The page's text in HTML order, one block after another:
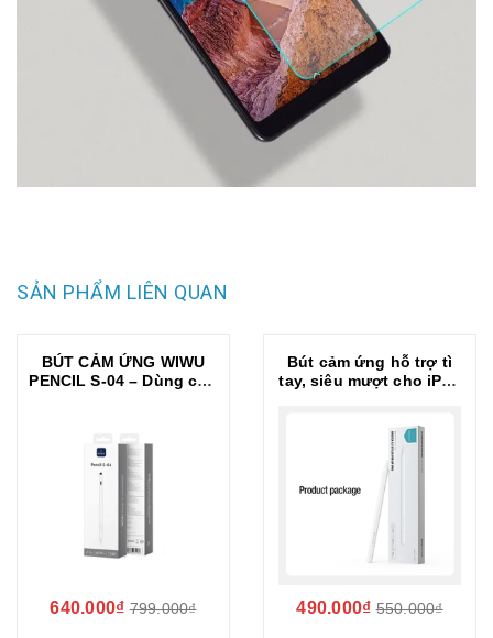
SẢN PHẨM LIÊN QUAN
BÚT CẢM ỨNG WIWU
PENCIL S-04 – Dùng cho
TÍNH TIỆN LỢI
640.000₫ 799.000₫
Bút cảm ứng hỗ trợ tì
tay, siêu mượt cho iPad
iPad Air Pro 11 12.9 13
Air 4 5 6 2018 10.2
490.000₫ 550.000₫